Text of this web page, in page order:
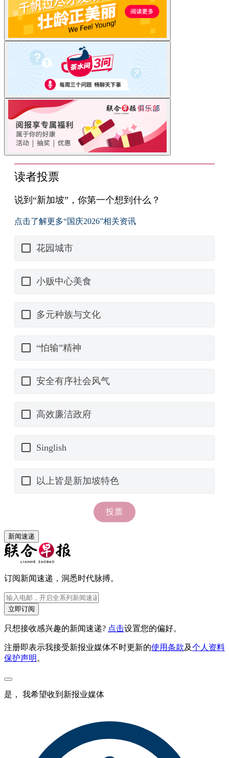
新闻速递
订阅新闻速递，洞悉时代脉搏。
立即订阅
只想接收感兴趣的新闻速递? 点击设置您的偏好。
注册即表示我接受新报业媒体不时更新的使用条款及个人资料
保护声明 。
是， 我希望收到新报业媒体